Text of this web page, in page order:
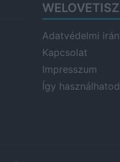
Adatvédelmi
Kapcsolat
Impresszum
Így